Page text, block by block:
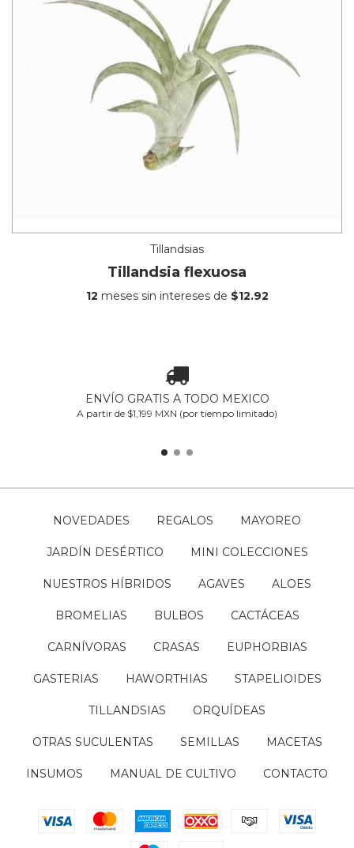
Tillandsias
Tillandsia flexuosa
12 meses sin intereses de $12.92
ENVÍO GRATIS A TODO MEXICO
A partir de $1,199 MXN (por tiempo limitado)
NOVEDADES REGALOS MAYOREO
JARDÍN DESÉRTICO MINI COLECCIONES
NUESTROS HÍBRIDOS AGAVES ALOES
BROMELIAS BULBOS CACTÁCEAS
CARNÍVORAS CRASAS EUPHORBIAS
GASTERIAS HAWORTHIAS STAPELIOIDES
TILLANDSIAS ORQUÍDEAS
OTRAS SUCULENTAS SEMILLAS MACETAS
INSUMOS MANUAL DE CULTIVO CONTACTO